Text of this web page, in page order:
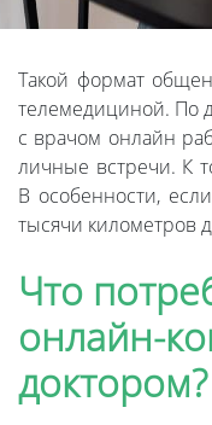
Такой формат
телемедициной. По
с врачом онлайн
личные встречи. К
В особенности,
тысячи километров
Что
онлайн-
доктором?